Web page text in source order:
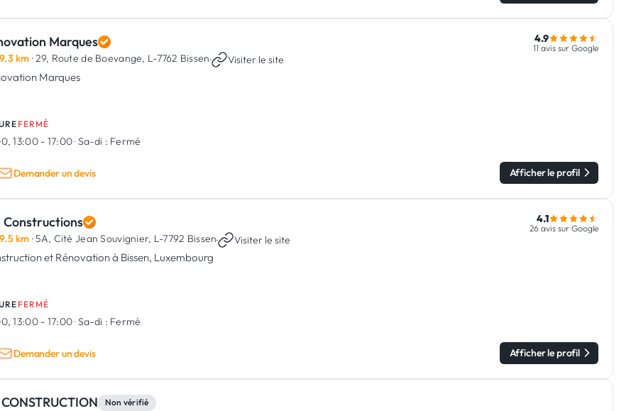
Marques
9.3 km · 29, Route de Boevange, L-7762 Bissen· Visiter le site
Marques
4.9
11 avis sur Google
FERMÉ
13:00 - 17:00·Sa-di : Fermé
Demander un devis Afficher le profil
Constructions
9.5 km · 5A, Cité Jean Souvignier, L-7792 Bissen· Visiter le site
et Rénovation à Bissen, Luxembourg
4.1
26 avis sur Google
FERMÉ
13:00 - 17:00·Sa-di : Fermé
Demander un devis Afficher le profil
Non vérifié